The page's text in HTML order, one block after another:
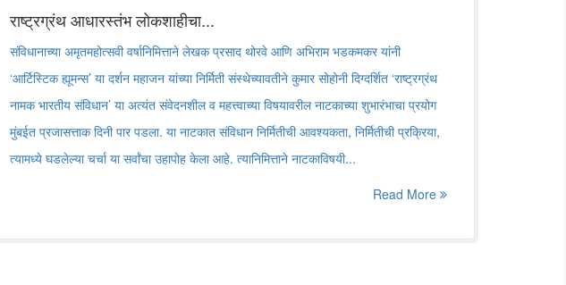
राष्ट्रग्रंथ आधारस्तंभ लोकशाहीचा...
संविधानाच्या अमृतमहोत्सवी वर्षानिमित्ताने लेखक प्रसाद थोरवे आणि अभिराम भडकमकर यांनी
‘आर्टिस्टिक ह्यूमन्स’ या दर्शन महाजन यांच्या निर्मिती संस्थेच्यावतीने कुमार सोहोनी दिग्दर्शित ‘राष्ट्रग्रंथ
नामक भारतीय संविधान’ या अत्यंत संवेदनशील व महत्त्वाच्या विषयावरील नाटकाच्या शुभारंभाचा प्रयोग
मुंबईत प्रजासत्ताक दिनी पार पडला. या नाटकात संविधान निर्मितीची आवश्यकता, निर्मितीची प्रक्रिया,
त्यामध्ये घडलेल्या चर्चा या सर्वांचा उहापोह केला आहे. त्यानिमित्ताने नाटकाविषयी...
Read More